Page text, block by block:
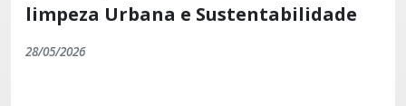
limpeza Urbana e Sustentabilidade
28/05/2026